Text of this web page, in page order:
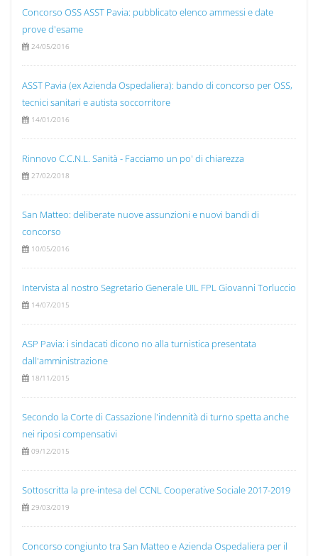
Concorso OSS ASST Pavia: pubblicato elenco ammessi e date
prove d'esame
24/05/2016
ASST Pavia (ex Azienda Ospedaliera): bando di concorso per OSS,
tecnici sanitari e autista soccorritore
14/01/2016
Rinnovo C.C.N.L. Sanità - Facciamo un po' di chiarezza
27/02/2018
San Matteo: deliberate nuove assunzioni e nuovi bandi di
concorso
10/05/2016
Intervista al nostro Segretario Generale UIL FPL Giovanni Torluccio
14/07/2015
ASP Pavia: i sindacati dicono no alla turnistica presentata
dall'amministrazione
18/11/2015
Secondo la Corte di Cassazione l'indennità di turno spetta anche
nei riposi compensativi
09/12/2015
Sottoscritta la pre-intesa del CCNL Cooperative Sociale 2017-2019
29/03/2019
Concorso congiunto tra San Matteo e Azienda Ospedaliera per il